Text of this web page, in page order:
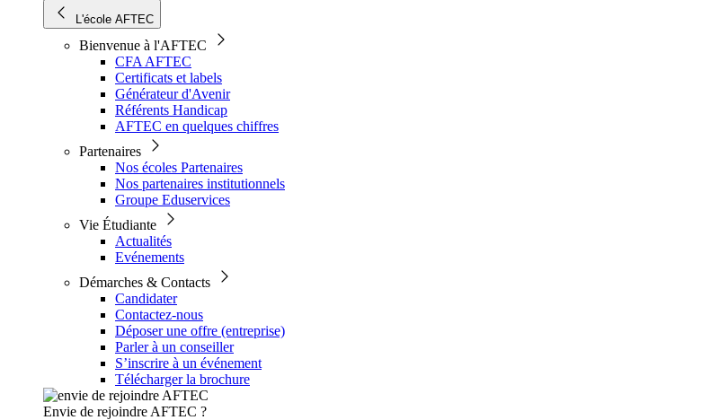
L'école AFTEC
Bienvenue à l'AFTEC
CFA AFTEC
Certificats et labels
Générateur d'Avenir
Référents Handicap
AFTEC en quelques chiffres
Partenaires
Nos écoles Partenaires
Nos partenaires institutionnels
Groupe Eduservices
Vie Étudiante
Actualités
Evénements
Démarches & Contacts
Candidater
Contactez-nous
Déposer une offre (entreprise)
Parler à un conseiller
S’inscrire à un événement
Télécharger la brochure
Envie de rejoindre AFTEC ?